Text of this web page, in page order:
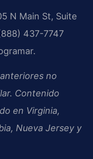
N Main St, Suite
437-7747
no
Contenido
en Virginia,
Nueva Jersey y